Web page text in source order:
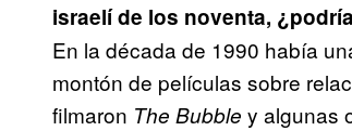
israelí de los noventa,
En la década de 1990 había
montón de películas sobre
filmaron The Bubble y algunas